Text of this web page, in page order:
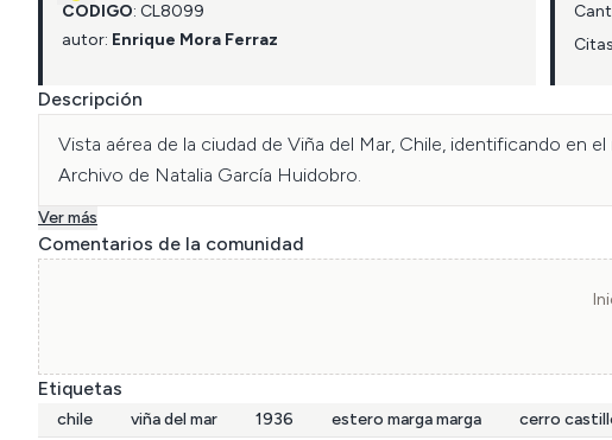
CÓDIGO: CL8099
autor: Enrique Mora Ferraz
Descripción
Vista aérea de la ciudad de Viña del Mar, Chile, identificando en
Archivo de Natalia García Huidobro.
Ver más
Comentarios de la comunidad
Etiquetas
chile viña del mar 1936 estero marga marga cerro